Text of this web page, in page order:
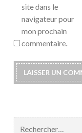
site dans le
navigateur pour
mon prochain
commentaire.